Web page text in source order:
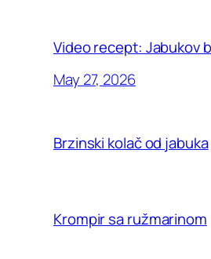
Video recept: Jabukov
May 27, 2026
Brzinski kolač od jabuka
Krompir sa ružmarinom